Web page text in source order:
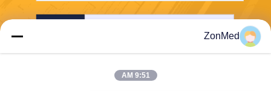
ZonMed
9:51 AM